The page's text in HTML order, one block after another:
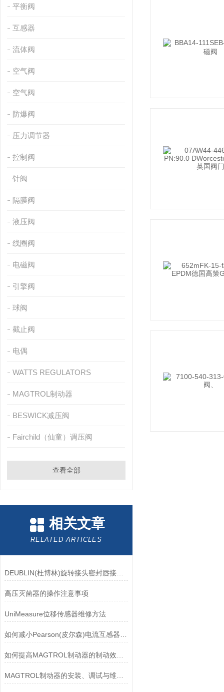
平衡阀
互感器
流体阀
空气阀
空气阀
防爆阀
压力调节器
控制阀
针阀
隔膜阀
液压阀
线圈阀
电磁阀
引擎阀
球阀
截止阀
电偶
WATTS REGULATORS
MAGTROL制动器
BESWICK减压阀
Fairchild（仙童）调压阀
查看全部
相关文章
RELATED ARTICLES
DEUBLIN(杜博林)旋转接头密封唇接觖宽度和负载
高压灭菌器的操作注意事项
UniMeasure位移传感器维修方法